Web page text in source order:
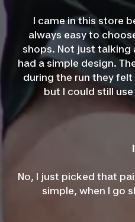
I came in this store
always easy to
shops. Not just talking
had a simple design.
during the run they
but I could still
No, I just picked that
simple, when I go